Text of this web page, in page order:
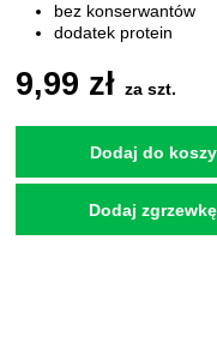
bez konserwantów
dodatek protein
9,99 zł za szt.
Dodaj do
Dodaj